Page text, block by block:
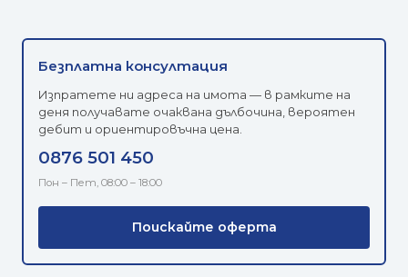
Безплатна консултация
Изпратете ни адреса на имота — в рамките на
деня получавате очаквана дълбочина, вероятен
дебит и ориентировъчна цена.
0876 501 450
Пон – Пет, 08:00 – 18:00
Поискайте оферта